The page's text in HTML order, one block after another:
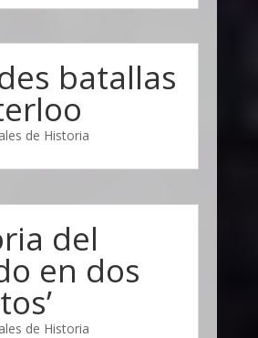
batallas
de Historia
del
en dos
de Historia